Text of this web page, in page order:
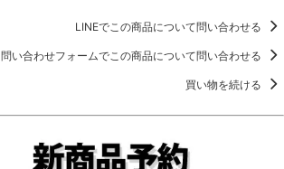
LINEでこの商品について問い合わせる
問い合わせフォームでこの商品について問い合わせる
買い物を続ける